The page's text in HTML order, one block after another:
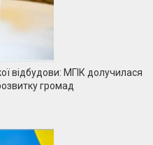
відбудови: МГІК долучилася
громад